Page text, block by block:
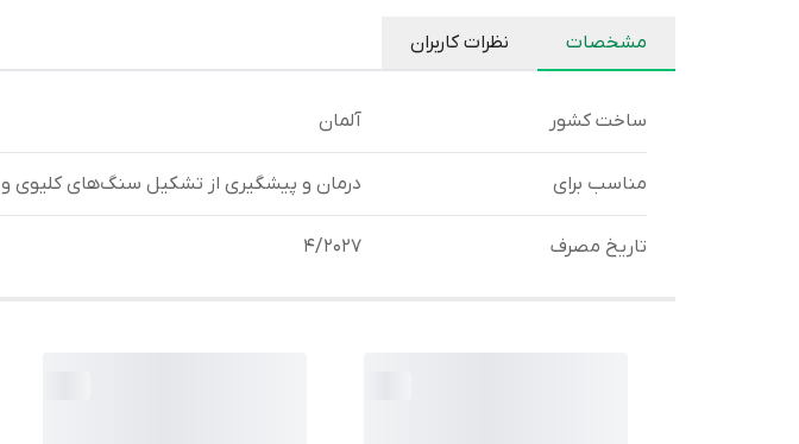
مشخصات نظرات کاربران
ساخت کشور آلمان
مناسب برای درمان و پیشگیری از تشکیل سنگ‌های کلیوی و
تاریخ مصرف 4/2027